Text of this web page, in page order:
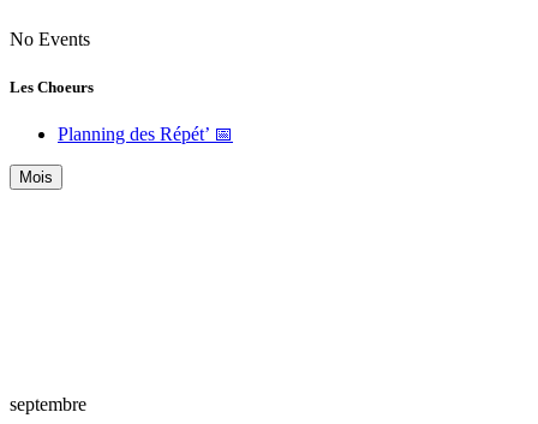
No Events
Les Choeurs
Planning des Répét’ 📅
Mois
septembre